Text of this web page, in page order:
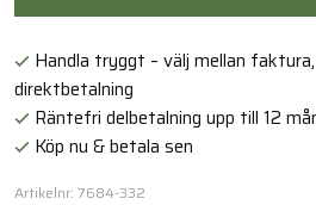
Handla tryggt – välj mellan
direktbetalning
Räntefri delbetalning upp till 12
Köp nu & betala sen
Artikelnr: 7684-332